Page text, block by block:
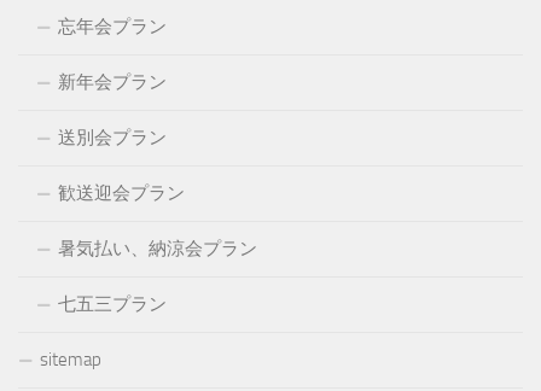
忘年会プラン
新年会プラン
送別会プラン
歓送迎会プラン
暑気払い、納涼会プラン
七五三プラン
sitemap